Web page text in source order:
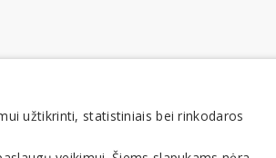
užtikrinti, statistiniais bei rinkodaros